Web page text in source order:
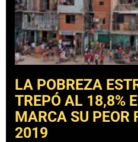
LA POBREZA
TREPÓ AL 18,8%
MARCA SU PEOR
2019